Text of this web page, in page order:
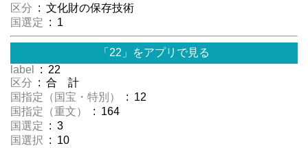
区分 : 文化財の保存技術
国選定 : 1
「22」をアプリで見る
label
: 22
区分 : 合 計
国指定（国宝・特別）
: 12
国指定（重文）
: 164
国選定 : 3
国選択 : 10